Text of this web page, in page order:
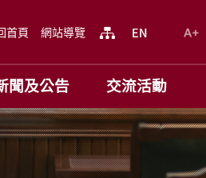
首頁 網站導覽
聞及公告 交流活動